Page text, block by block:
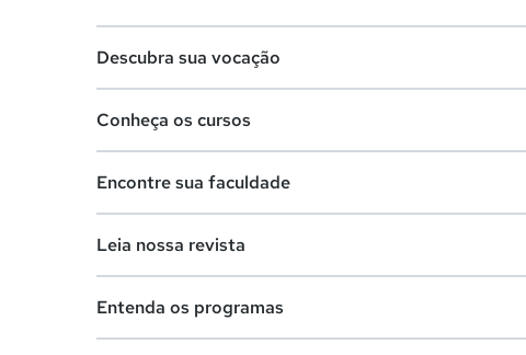
Descubra sua vocação
Lista de profissões
Conheça os cursos
Cursos de graduação
Cursos livres
Encontre sua faculdade
Faculdades na sua cidade
Leia nossa revista
Entenda os programas